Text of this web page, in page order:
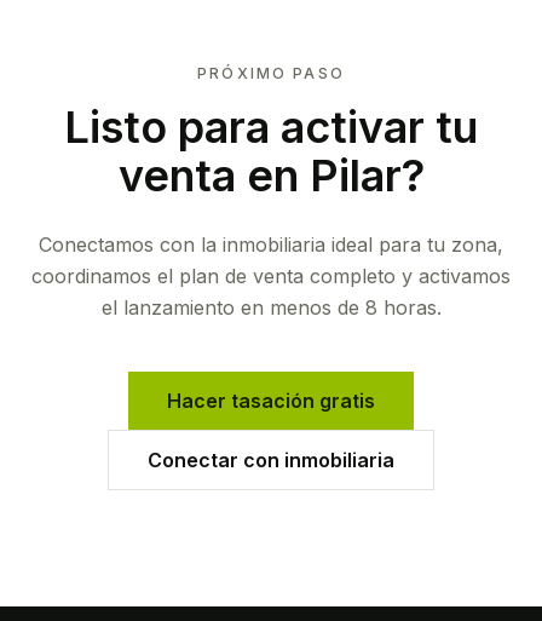
PRÓXIMO PASO
Listo para activar tu
venta en Pilar?
Conectamos con la inmobiliaria ideal para tu zona,
coordinamos el plan de venta completo y activamos
el lanzamiento en menos de 8 horas.
Hacer tasación gratis
Conectar con inmobiliaria